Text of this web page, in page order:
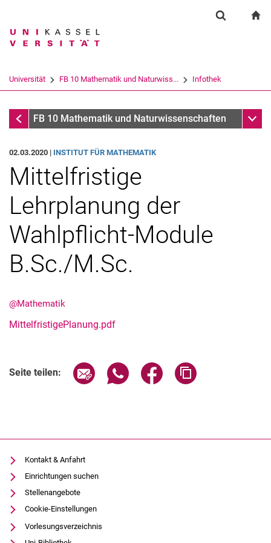
Springe direkt zu: Inhalt
Springe direkt zu: Suche
Springe direkt zu:
Suchbegriff
Suchen (öffnet externen Link in einem
Universität FB 10 Mathematik und Naturwiss... Infothek
InfothekFB 10 Mathematik und Naturwissenschaften
02.03.2020 | INSTITUT FÜR MATHEMATIK
Mittelfristige
Lehrplanung der
Wahlpflicht-Module
B.Sc./M.Sc.
@Mathematik
MittelfristigePlanung.pdf
Seite teilen: Seite über E-Mail teilen
Seite über WhatsApp teilen
Seite über Facebook
Kontakt & Anfahrt
Einrichtungen suchen
Stellenangebote
Cookie-Einstellungen
Vorlesungsverzeichnis